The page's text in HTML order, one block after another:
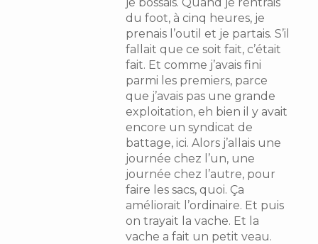
du foot, à cinq heures, je
prenais l’outil et je partais. S’il
fallait que ce soit fait, c’était
fait. Et comme j’avais fini
parmi les premiers, parce
que j’avais pas une grande
exploitation, eh bien il y avait
encore un syndicat de
battage, ici. Alors j’allais une
journée chez l’un, une
journée chez l’autre, pour
faire les sacs, quoi. Ça
améliorait l’ordinaire. Et puis
on trayait la vache. Et la
vache a fait un petit veau.